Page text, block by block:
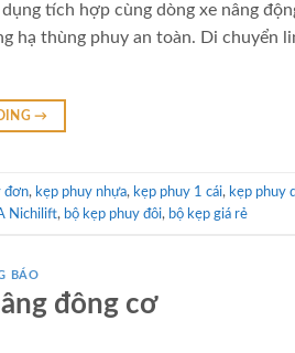
tích hợp cùng dòng xe nâng
hạ thùng phuy an toàn. Di chuyển
→
đơn, kẹp phuy nhựa, kẹp phuy 1 cái, kẹp phuy
Nichilift, bộ kẹp phuy đôi, bộ kẹp giá rẻ
BÁO
đông cơ